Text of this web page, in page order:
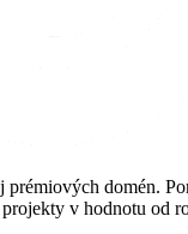
prémiových domén.
v hodnotu od